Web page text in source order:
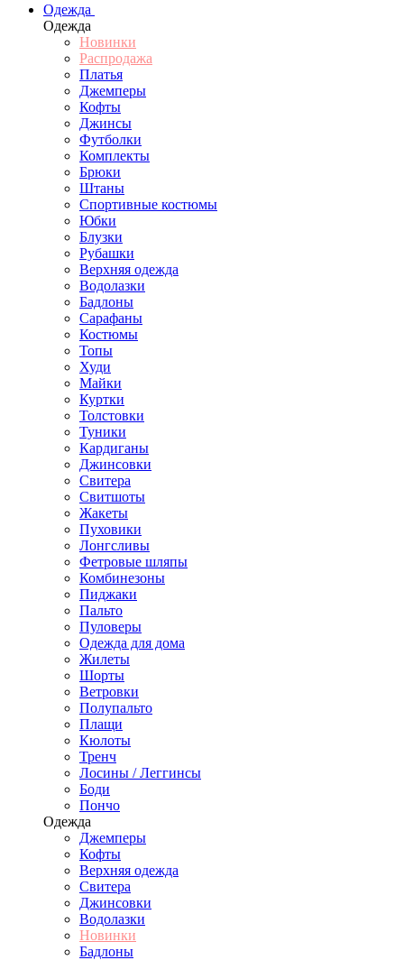
Одежда
Одежда
Новинки
Распродажа
Платья
Джемперы
Кофты
Джинсы
Футболки
Комплекты
Брюки
Штаны
Спортивные костюмы
Юбки
Блузки
Рубашки
Верхняя одежда
Водолазки
Бадлоны
Сарафаны
Костюмы
Топы
Худи
Майки
Куртки
Толстовки
Туники
Кардиганы
Джинсовки
Свитера
Свитшоты
Жакеты
Пуховики
Лонгсливы
Фетровые шляпы
Комбинезоны
Пиджаки
Пальто
Пуловеры
Одежда для дома
Жилеты
Шорты
Ветровки
Полупальто
Плащи
Кюлоты
Тренч
Лосины / Леггинсы
Боди
Пончо
Одежда
Джемперы
Кофты
Верхняя одежда
Свитера
Джинсовки
Водолазки
Новинки
Бадлоны